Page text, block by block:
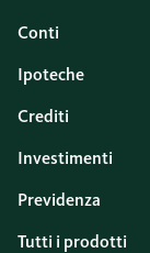
Conti
Ipoteche
Crediti
Investimenti
Previdenza
Tutti i prodotti